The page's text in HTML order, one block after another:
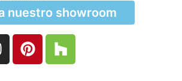
nuestro showroom